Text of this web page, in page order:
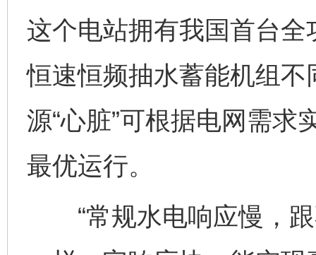
这个电站拥有我国首台
恒速恒频抽水蓄能机组
源“心脏”可根据电网需求
最优运行。
“常规水电响应慢，跟